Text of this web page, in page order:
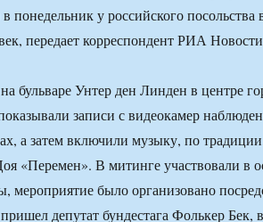
у российского посольства
передает корреспондент РИА
бульваре Унтер ден Линден в центре
записи с видеокамер
а затем включили музыку, по
«Перемен». В митинге участвовали в
мероприятие было организовано
депутат бундестага Фолькер Бек,